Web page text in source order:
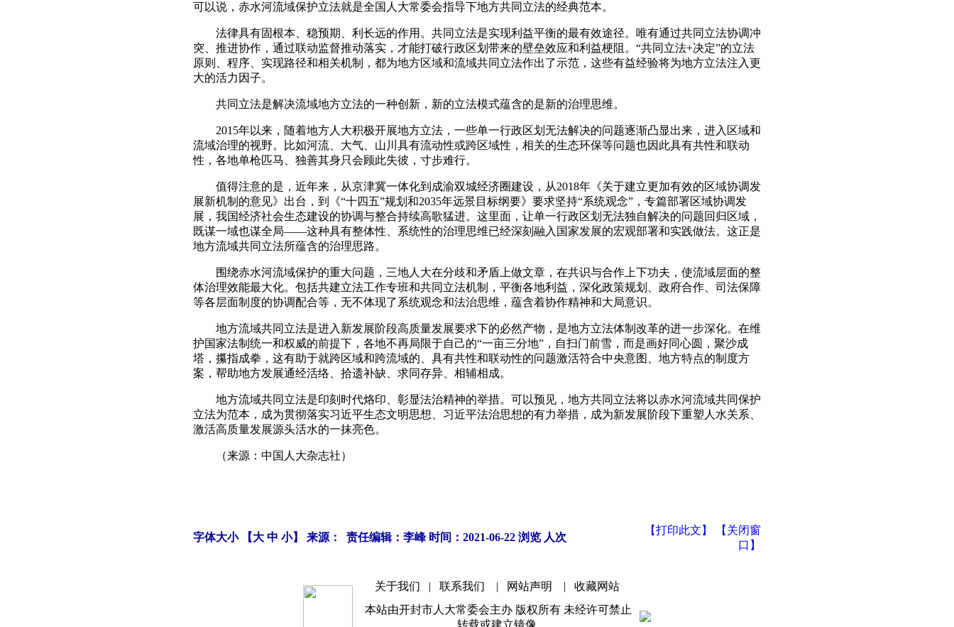
可以说，赤水河流域保护立法就是全国人大常委会指导下地方共同立法的经典范本。
法律具有固根本、稳预期、利长远的作用。共同立法是实现利益平衡的最有效途径。唯有通过共同立法协调冲
突、推进协作，通过联动监督推动落实，才能打破行政区划带来的壁垒效应和利益梗阻。“共同立法+决定”的立法
原则、程序、实现路径和相关机制，都为地方区域和流域共同立法作出了示范，这些有益经验将为地方立法注入更
大的活力因子。
共同立法是解决流域地方立法的一种创新，新的立法模式蕴含的是新的治理思维。
2015年以来，随着地方人大积极开展地方立法，一些单一行政区划无法解决的问题逐渐凸显出来，进入区域和
流域治理的视野。比如河流、大气、山川具有流动性或跨区域性，相关的生态环保等问题也因此具有共性和联动
性，各地单枪匹马、独善其身只会顾此失彼，寸步难行。
值得注意的是，近年来，从京津冀一体化到成渝双城经济圈建设，从2018年《关于建立更加有效的区域协调发
展新机制的意见》出台，到《“十四五”规划和2035年远景目标纲要》要求坚持“系统观念”，专篇部署区域协调发
展，我国经济社会生态建设的协调与整合持续高歌猛进。这里面，让单一行政区划无法独自解决的问题回归区域，
既谋一域也谋全局——这种具有整体性、系统性的治理思维已经深刻融入国家发展的宏观部署和实践做法。这正是
地方流域共同立法所蕴含的治理思路。
围绕赤水河流域保护的重大问题，三地人大在分歧和矛盾上做文章，在共识与合作上下功夫，使流域层面的整
体治理效能最大化。包括共建立法工作专班和共同立法机制，平衡各地利益，深化政策规划、政府合作、司法保障
等各层面制度的协调配合等，无不体现了系统观念和法治思维，蕴含着协作精神和大局意识。
地方流域共同立法是进入新发展阶段高质量发展要求下的必然产物，是地方立法体制改革的进一步深化。在维
护国家法制统一和权威的前提下，各地不再局限于自己的“一亩三分地”，自扫门前雪，而是画好同心圆，聚沙成
塔，攥指成拳，这有助于就跨区域和跨流域的、具有共性和联动性的问题激活符合中央意图、地方特点的制度方
案，帮助地方发展通经活络、拾遗补缺、求同存异、相辅相成。
地方流域共同立法是印刻时代烙印、彰显法治精神的举措。可以预见，地方共同立法将以赤水河流域共同保护
立法为范本，成为贯彻落实习近平生态文明思想、习近平法治思想的有力举措，成为新发展阶段下重塑人水关系、
激活高质量发展源头活水的一抹亮色。
（来源：中国人大杂志社）
字体大小 【大 中 小】 来源： 责任编辑：李峰 时间：2021-06-22 浏览 人次
【打印此文】
【关闭窗
口】
关于我们 | 联系我们 | 网站声明 |
收藏网站
本站由开封市人大常委会主办 版权所有 未经许可禁止
转载或建立镜像